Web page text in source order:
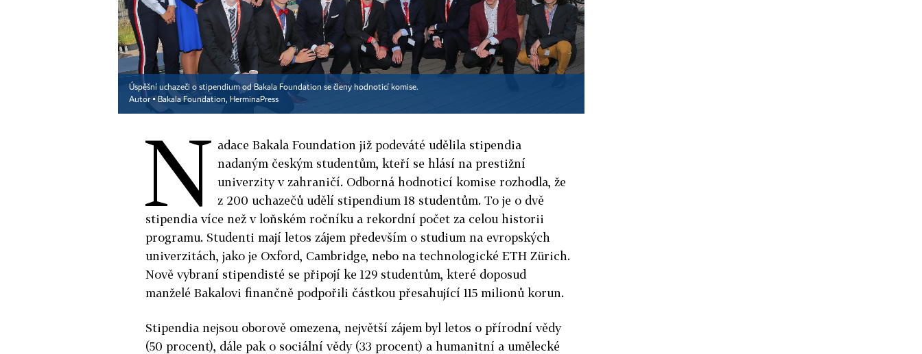
Úspěšní uchazeči o stipendium od Bakala Foundation se členy hodnoticí komise.
Autor ▪ Bakala Foundation, HerminaPress
N adace Bakala Foundation již podeváté udělila stipendia
nadaným českým studentům, kteří se hlásí na prestižní
univerzity v zahraničí. Odborná hodnoticí komise rozhodla, že
z 200 uchazečů udělí stipendium 18 studentům. To je o dvě
stipendia více než v loňském ročníku a rekordní počet za celou historii
programu. Studenti mají letos zájem především o studium na evropských
univerzitách, jako je Oxford, Cambridge, nebo na technologické ETH Zürich.
Nově vybraní stipendisté se připojí ke 129 studentům, které doposud
manželé Bakalovi finančně podpořili částkou přesahující 115 milionů korun.
Stipendia nejsou oborově omezena, největší zájem byl letos o přírodní vědy
(50 procent), dále pak o sociální vědy (33 procent) a humanitní a umělecké